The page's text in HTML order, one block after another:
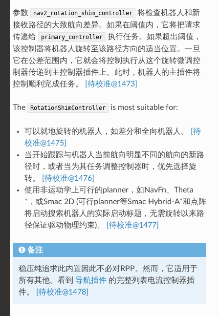
参数 nav2_rotation_shim_controller
将检查机器人和新
接收路径的大致航向差异。如果在阈值内，它将把请求
传递给
primary_controller
执行任务。如果超出阈值，
该控制器将机器人旋转至该路径方向的适当位置。一旦
它在公差范围内，它就会将控制执行从这个旋转微调控
制器传递到主控制器插件上。此时，机器人的主插件将
控制顺利完成任务。
[待校准@1473]
The RotationShimController is most suitable for:
可以就地旋转的机器人，如差分和全向机器人。
[待
校准@1475]
当开始跟踪与机器人当前航向明显不同的航向的新路
径时，或者当为其任务调整控制器时，优先选择旋
转。
[待校准@1476]
使用非运动学上可行的planner，如NavFn、Theta
* ，或Smac 2D (可行planner等Smac Hybrid-A*和点阵
将启动搜索机器人的实际启动标题，无需旋转以来路
径保证驱动物理约束)。
[待校准@1477]
备注
稳压纯追求此内置因此不必对RPP。然而，它适用于
所有其他。看到 导航插件的完整列表电流控制器插
件。
[待校准@1478]